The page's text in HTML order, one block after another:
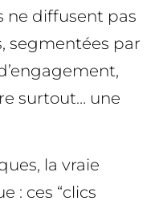
ne diffusent pas
segmentées par
surtout… une
la vraie
: ces “clics